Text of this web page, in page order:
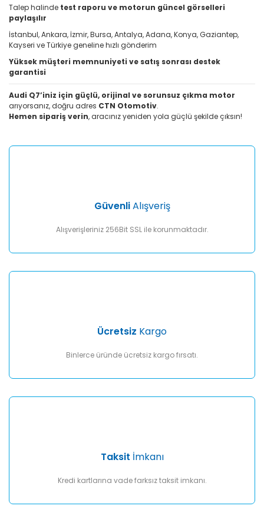
Talep halinde test raporu ve motorun güncel görselleri
paylaşılır
İstanbul, Ankara, İzmir, Bursa, Antalya, Adana, Konya, Gaziantep,
Kayseri ve Türkiye geneline hızlı gönderim
Yüksek müşteri memnuniyeti ve satış sonrası destek
garantisi
Audi Q7’iniz için güçlü, orijinal ve sorunsuz çıkma motor
arıyorsanız, doğru adres CTN Otomotiv.
Hemen sipariş verin, aracınız yeniden yola güçlü şekilde çıksın!
GüvenliAlışveriş
Alışverişleriniz 256Bit SSL ile korunmaktadır.
Ücretsiz Kargo
Binlerce üründe ücretsiz kargo fırsatı.
Taksit İmkanı
Kredi kartlarına vade farksız taksit imkanı.